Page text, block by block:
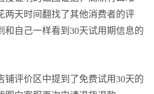
两天时间翻找了其他消费者的评
和自己一样看到30天试用期信息的
铺评价区中提到了免费试用30天的